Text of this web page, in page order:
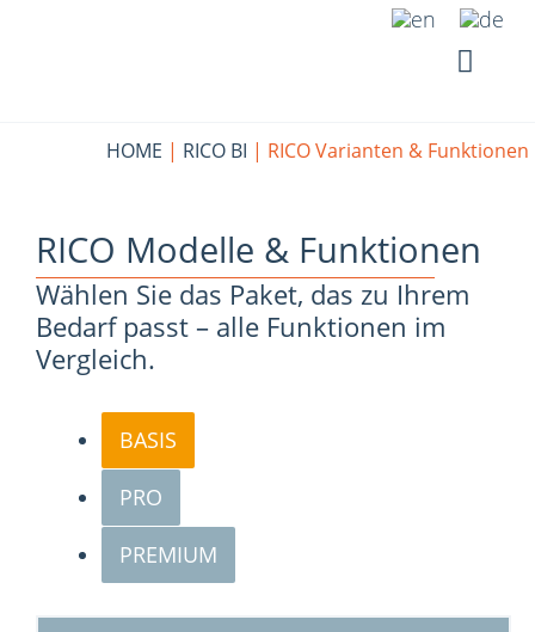
HOME | RICO BI | RICO Varianten & Funktionen
RICO Modelle & Funktionen
Wählen Sie das Paket, das zu Ihrem
Bedarf passt – alle Funktionen im
Vergleich.
BASIS
PRO
PREMIUM